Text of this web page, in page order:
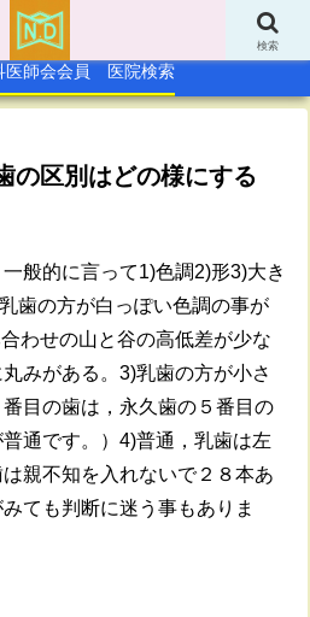
医師会会員 医院検索
の区別はどの様にする
般的に言って1)色調2)形3)大き
歯の方が白っぽい色調の事が
わせの山と谷の高低差が少な
みがある。3)乳歯の方が小さ
目の歯は，永久歯の５番目の
通です。）4)普通，乳歯は左
親不知を入れないで２８本あ
ても判断に迷う事もありま
検索